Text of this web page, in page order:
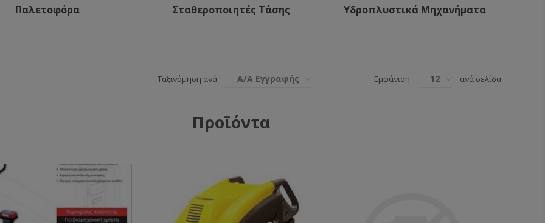
Παλετοφόρα Σταθεροποιητές Τάσης Υδροπλυστικά Μηχανήματα
Ταξινόμηση ανά Α/Α Εγγραφής Εμφάνιση 12 ανά σελίδα
Προϊόντα